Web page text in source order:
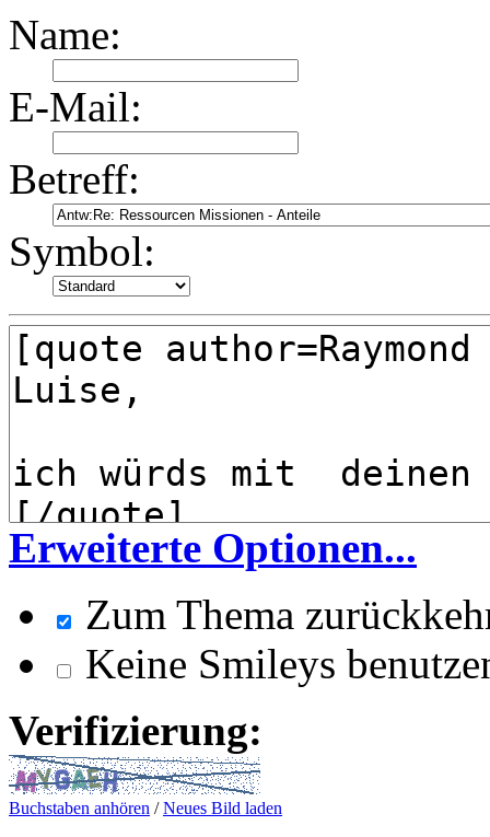
Name:
E-Mail:
Betreff:
Symbol:
Erweiterte Optionen...
Zum Thema
Keine Smileys
Verifizierung:
Buchstaben anhören /Neues Bild laden